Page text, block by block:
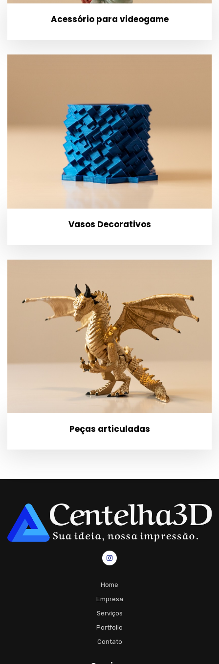
Acessório para videogame
Vasos Decorativos
Peças articuladas
Home
Empresa
Serviços
Portfolio
Contato